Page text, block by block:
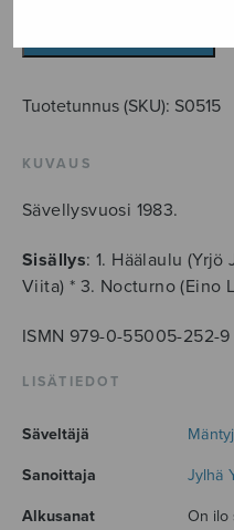
määrä
Tuotetunnus (SKU): S0515
KUVAUS
Sävellysvuosi 1983.
Sisällys: 1. Häälaulu
Viita) * 3. Nocturno (Eino
ISMN 979-0-55005-252-9
LISÄTIEDOT
Säveltäjä
Sanoittaja Jylhä
Alkusanat On ilo